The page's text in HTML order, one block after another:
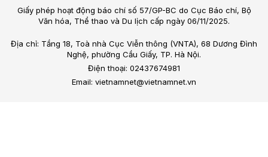
Giấy phép hoạt động báo chí số 57/GP-BC do Cục Báo chí, Bộ
Văn hóa, Thể thao và Du lịch cấp ngày 06/11/2025.
Địa chỉ: Tầng 18, Toà nhà Cục Viễn thông (VNTA), 68 Dương Đình
Nghệ, phường Cầu Giấy, TP. Hà Nội.
Điện thoại: 02437674981
Email: vietnamnet@vietnamnet.vn